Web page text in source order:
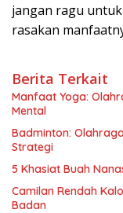
jangan ragu
rasakan
Berita Terkait
Manfaat Yoga:
Mental
Badminton:
Strategi
5 Khasiat Buah
Camilan Rendah
Badan